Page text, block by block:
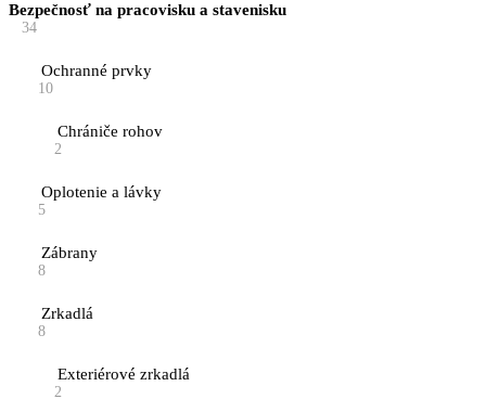
Bezpečnosť na pracovisku a stavenisku
34
Ochranné prvky
10
Chrániče rohov
2
Oplotenie a lávky
5
Zábrany
8
Zrkadlá
8
Exteriérové zrkadlá
2